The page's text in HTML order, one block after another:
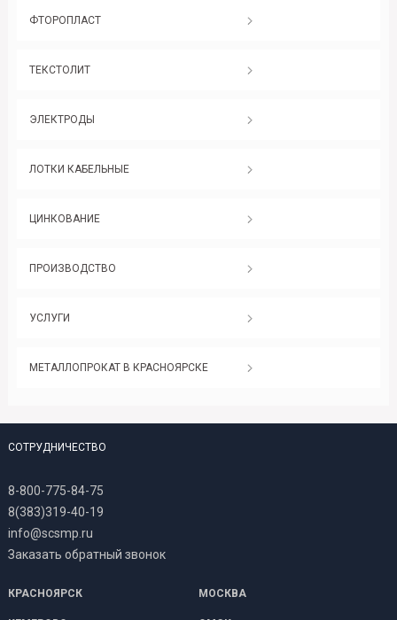
ФТОРОПЛАСТ
ТЕКСТОЛИТ
ЭЛЕКТРОДЫ
ЛОТКИ КАБЕЛЬНЫЕ
ЦИНКОВАНИЕ
ПРОИЗВОДСТВО
УСЛУГИ
МЕТАЛЛОПРОКАТ В КРАСНОЯРСКЕ
СОТРУДНИЧЕСТВО
8-800-775-84-75
8(383)319-40-19
info@scsmp.ru
Заказать обратный звонок
КРАСНОЯРСК МОСКВА